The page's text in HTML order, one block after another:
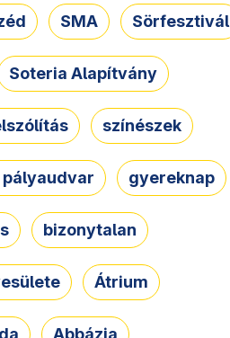
SMA Sörfesztivál
Soteria Alapítvány
színészek
gyereknap
bizonytalan
Átrium
Abbázia